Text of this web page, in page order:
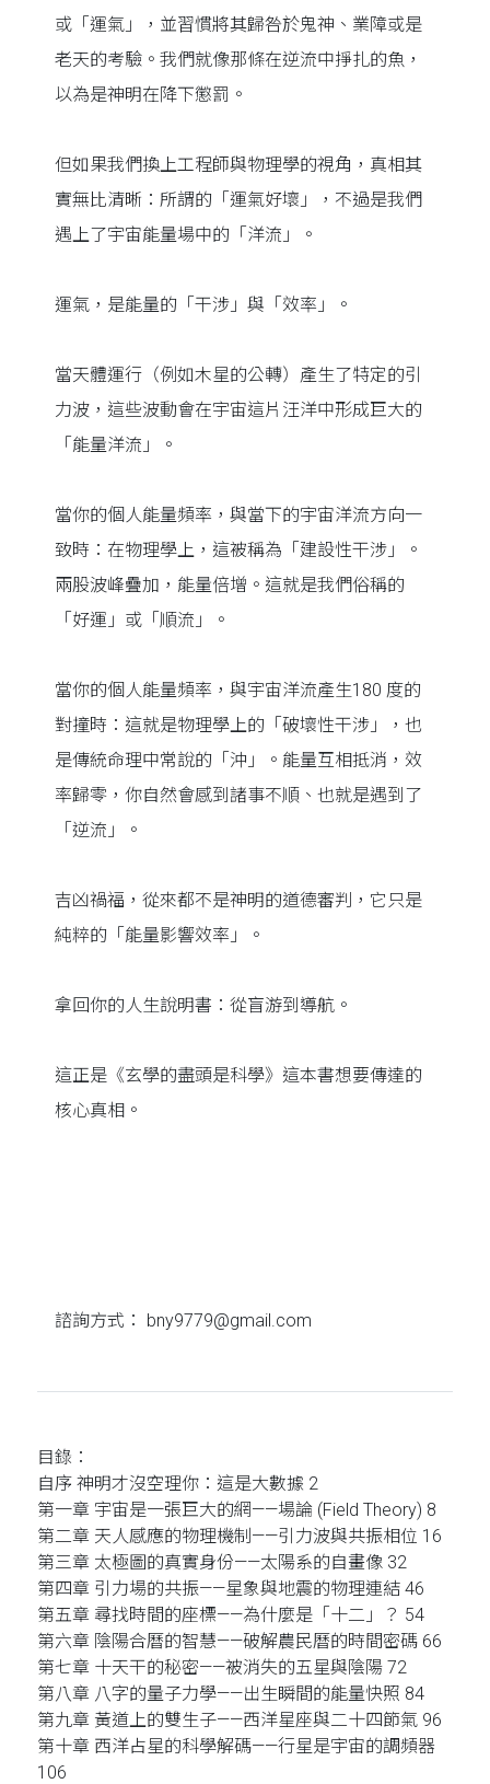
或「運氣」，並習慣將其歸咎於鬼神、業障或是
老天的考驗。我們就像那條在逆流中掙扎的魚，
以為是神明在降下懲罰。
但如果我們換上工程師與物理學的視角，真相其
實無比清晰：所謂的「運氣好壞」，不過是我們
遇上了宇宙能量場中的「洋流」。
運氣，是能量的「干涉」與「效率」。
當天體運行（例如木星的公轉）產生了特定的引
力波，這些波動會在宇宙這片汪洋中形成巨大的
「能量洋流」。
當你的個人能量頻率，與當下的宇宙洋流方向一
致時：在物理學上，這被稱為「建設性干涉」。
兩股波峰疊加，能量倍增。這就是我們俗稱的
「好運」或「順流」。
當你的個人能量頻率，與宇宙洋流產生180 度的
對撞時：這就是物理學上的「破壞性干涉」，也
是傳統命理中常說的「沖」。能量互相抵消，效
率歸零，你自然會感到諸事不順、也就是遇到了
「逆流」。
吉凶禍福，從來都不是神明的道德審判，它只是
純粹的「能量影響效率」。
拿回你的人生說明書：從盲游到導航。
這正是《玄學的盡頭是科學》這本書想要傳達的
核心真相。
諮詢方式： bny9779@gmail.com
目錄：
自序 神明才沒空理你：這是大數據 2
第一章 宇宙是一張巨大的網——場論 (Field Theory) 8
第二章 天人感應的物理機制——引力波與共振相位 16
第三章 太極圖的真實身份——太陽系的自畫像 32
第四章 引力場的共振——星象與地震的物理連結 46
第五章 尋找時間的座標——為什麼是「十二」？ 54
第六章 陰陽合曆的智慧——破解農民曆的時間密碼 66
第七章 十天干的秘密——被消失的五星與陰陽 72
第八章 八字的量子力學——出生瞬間的能量快照 84
第九章 黃道上的雙生子——西洋星座與二十四節氣 96
第十章 西洋占星的科學解碼——行星是宇宙的調頻器
106